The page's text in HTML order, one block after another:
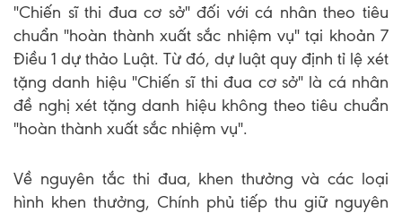
"Chiến sĩ thi đua cơ sở" đối với cá nhân theo tiêu
chuẩn "hoàn thành xuất sắc nhiệm vụ" tại khoản 7
Điều 1 dự thảo Luật. Từ đó, dự luật quy định tỉ lệ xét
tặng danh hiệu "Chiến sĩ thi đua cơ sở" là cá nhân
đề nghị xét tặng danh hiệu không theo tiêu chuẩn
"hoàn thành xuất sắc nhiệm vụ".
Về nguyên tắc thi đua, khen thưởng và các loại
hình khen thưởng, Chính phủ tiếp thu giữ nguyên